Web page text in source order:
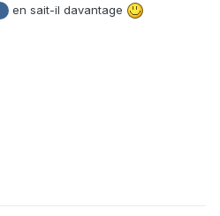
en sait-il davantage